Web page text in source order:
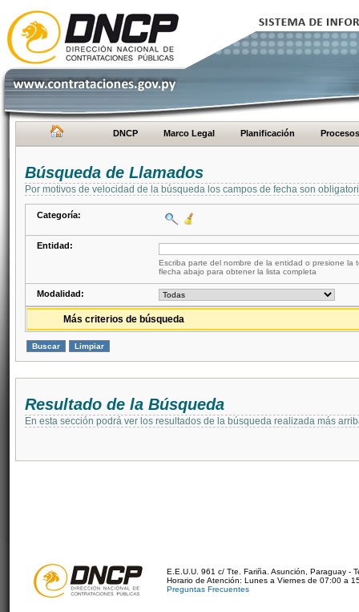
DNCP Marco Legal Planificación Procesos
Búsqueda de Llamados
Por motivos de velocidad de la búsqueda los campos de fecha son
Categoría:
Entidad:
Escriba parte del nombre de la entidad o presione la
flecha abajo para obtener la lista completa
Modalidad:
Más criterios de búsqueda
Resultado de la Búsqueda
En esta sección podrá ver los resultados de la búsqueda realizada más
E.E.U.U. 961 c/ Tte. Fariña. Asunción, Paraguay -
Horario de Atención: Lunes a Viernes de 07:00 a
Preguntas Frecuentes